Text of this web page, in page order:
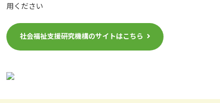
用ください
社会福祉支援研究機構のサイトはこちら